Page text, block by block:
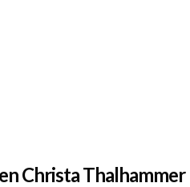
Christa Thalhammer